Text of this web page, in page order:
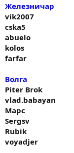
Железничар
vik2007
cska5
abuelo
kolos
farfar
Волга
Piter Brok
vlad.babayan
Марс
Sergsv
Rubik
voyadjer